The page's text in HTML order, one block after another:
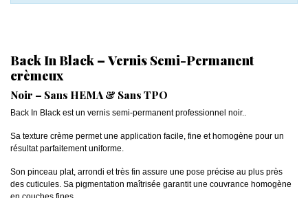
Back In Black – Vernis Semi-Permanent
crèmeux
Noir – Sans HEMA & Sans TPO
Back In Black est un vernis semi-permanent professionnel noir..
Sa texture crème permet une application facile, fine et homogène pour un
résultat parfaitement uniforme.
Son pinceau plat, arrondi et très fin assure une pose précise au plus près
des cuticules. Sa pigmentation maîtrisée garantit une couvrance homogène